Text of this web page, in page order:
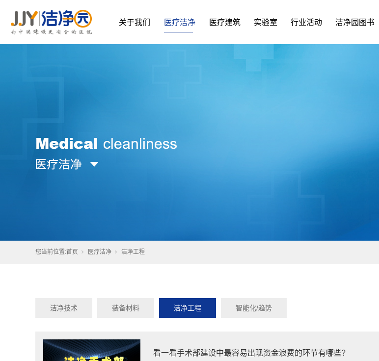
关于我们 医疗洁净 医疗建筑 实验室 行业活动 洁净园图书
您当前位置:首页 医疗洁净 洁净工程
洁净技术 装备材料 洁净工程 智能化/趋势
看一看手术部建设中最容易出现资金浪费的环节有哪些？